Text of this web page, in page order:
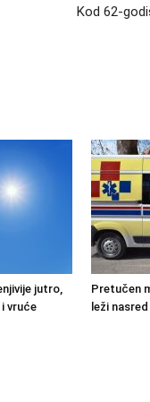
Kod 62-
jutro,
vruće
Pretučen
leži